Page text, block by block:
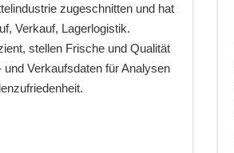
zugeschnitten und hat
Verkauf, Lagerlogistik.
stellen Frische und Qualität
Verkaufsdaten für Analysen